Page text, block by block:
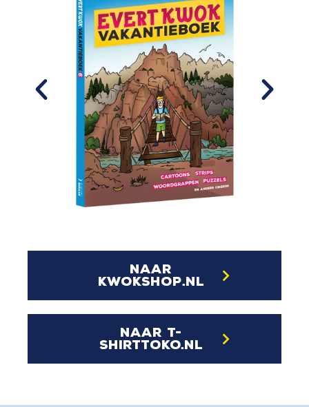
naar
kwokshop.nl
naar t-
shirttoko.nl